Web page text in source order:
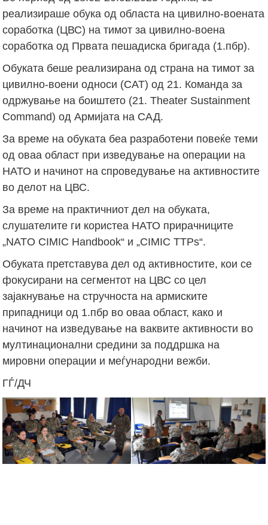
реализираше обука од областа на цивилно-воената
соработка (ЦВС) на тимот за цивилно-воена
соработка од Првата пешадиска бригада (1.пбр).
Обуката беше реализирана од страна на тимот за
цивилно-воени односи (CAT) од 21. Команда за
одржување на боиштето (21. Theater Sustainment
Command) од Армијата на САД.
За време на обуката беа разработени повеќе теми
од оваа област при изведување на операции на
НАТО и начинот на спроведување на активностите
во делот на ЦВС.
За време на практичниот дел на обуката,
слушателите ги користеа НАТО прирачниците
„NATO CIMIC Handbook“ и „CIMIC TTPs“.
Обуката претставува дел од активностите, кои се
фокусирани на сегментот на ЦВС со цел
зајакнување на стручноста на армиските
припадници од 1.пбр во оваа област, како и
начинот на изведување на ваквите активности во
мултинационални средини за поддршка на
мировни операции и меѓународни вежби.
ГЃ/ДЧ